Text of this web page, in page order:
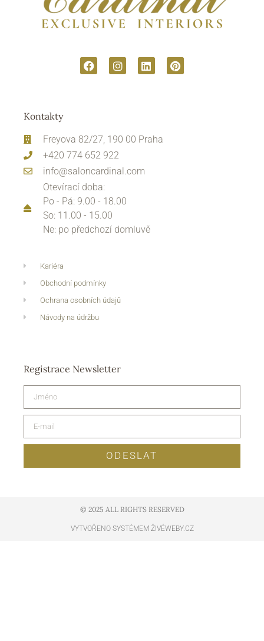
Kontakty
Freyova 82/27, 190 00 Praha
+420 774 652 922
info@saloncardinal.com
Otevírací doba:
Po - Pá: 9.00 - 18.00
So: 11.00 - 15.00
Ne: po předchozí domluvě
Kariéra
Obchodní podmínky
Ochrana osobních údajů
Návody na údržbu
Registrace Newsletter
ODESLAT
© 2025 ALL RIGHTS RESERVED​
VYTVOŘENO SYSTÉMEM ŽIVÉWEBY.CZ